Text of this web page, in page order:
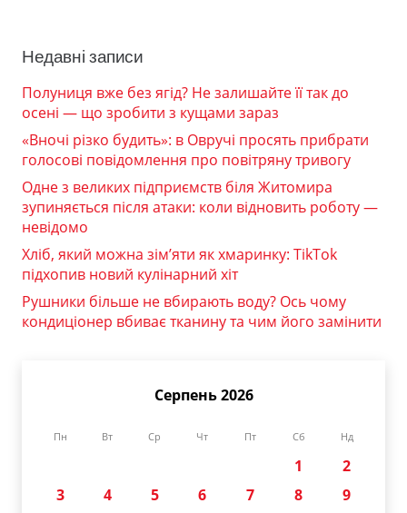
Недавні записи
Полуниця вже без ягід? Не залишайте її так до
осені — що зробити з кущами зараз
«Вночі різко будить»: в Овручі просять прибрати
голосові повідомлення про повітряну тривогу
Одне з великих підприємств біля Житомира
зупиняється після атаки: коли відновить роботу —
невідомо
Хліб, який можна зім’яти як хмаринку: TikTok
підхопив новий кулінарний хіт
Рушники більше не вбирають воду? Ось чому
кондиціонер вбиває тканину та чим його замінити
Серпень 2026
Пн Вт Ср Чт Пт Сб Нд
1
2
3
4 5 6 7 8
9